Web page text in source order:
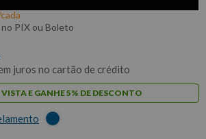
no PIX ou Boleto
juros no cartão de crédito
VISTA E GANHE 5% DE DESCONTO